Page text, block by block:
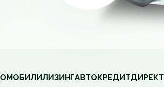
ЛИЗИНГАВТОКРЕДИТДИРЕКТ